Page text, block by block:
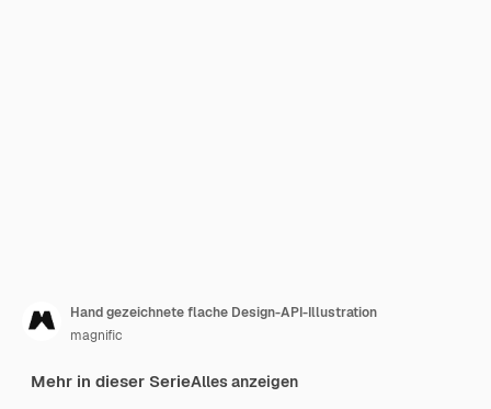
Hand gezeichnete flache Design-API-Illustration
magnific
Mehr in dieser SerieAlles anzeigen